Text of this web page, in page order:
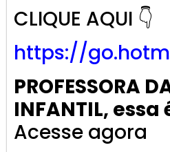
CLIQUE AQUI 👇
https://go.
PROFESSORA
INFANTIL,
Acesse agora